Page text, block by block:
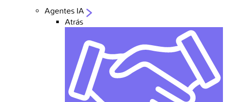
Agentes IA
Atrás